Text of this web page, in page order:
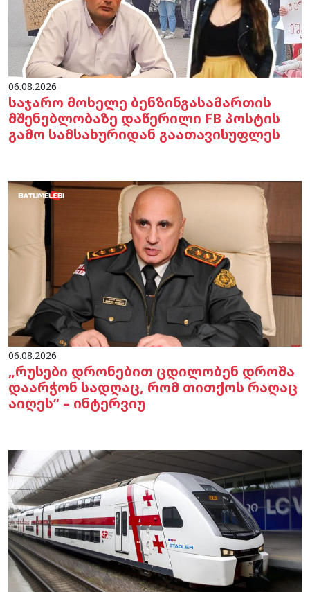
06.08.2026
საჯარო მოხელე ბენზინგასამართის
მშენებლობაზე დაწერილი FB პოსტის
გამო სამსახურიდან გაათავისუფლეს
06.08.2026
„რუსები დრონებით ცდილობენ დროშა
დაარჭონ სადღაც, რომ თითქოს რაღაც
აიღეს“ – ინტერვიუ